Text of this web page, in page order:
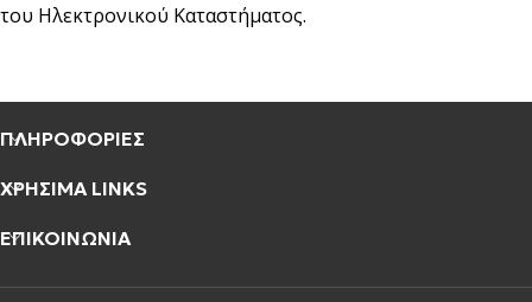
του Ηλεκτρονικού Καταστήματος.
ΠΛΗΡΟΦΟΡΙΕΣ
ΧΡΗΣΙΜΑ LINKS
ΕΠΙΚΟΙΝΩΝΙΑ